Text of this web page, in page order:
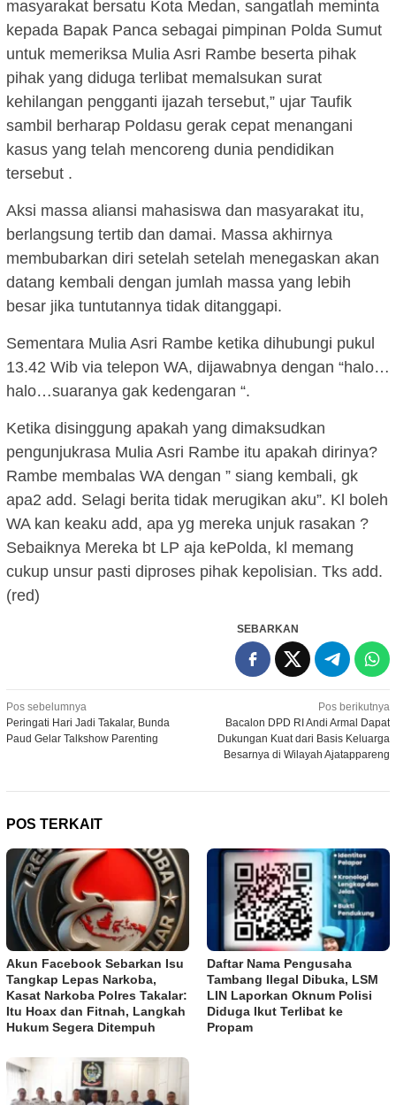
masyarakat bersatu Kota Medan, sangatlah meminta
kepada Bapak Panca sebagai pimpinan Polda Sumut
untuk memeriksa Mulia Asri Rambe beserta pihak
pihak yang diduga terlibat memalsukan surat
kehilangan pengganti ijazah tersebut,” ujar Taufik
sambil berharap Poldasu gerak cepat menangani
kasus yang telah mencoreng dunia pendidikan
tersebut .
Aksi massa aliansi mahasiswa dan masyarakat itu,
berlangsung tertib dan damai. Massa akhirnya
membubarkan diri setelah setelah menegaskan akan
datang kembali dengan jumlah massa yang lebih
besar jika tuntutannya tidak ditanggapi.
Sementara Mulia Asri Rambe ketika dihubungi pukul
13.42 Wib via telepon WA, dijawabnya dengan “halo…
halo…suaranya gak kedengaran “.
Ketika disinggung apakah yang dimaksudkan
pengunjukrasa Mulia Asri Rambe itu apakah dirinya?
Rambe membalas WA dengan ” siang kembali, gk
apa2 add. Selagi berita tidak merugikan aku”. Kl boleh
WA kan keaku add, apa yg mereka unjuk rasakan ?
Sebaiknya Mereka bt LP aja kePolda, kl memang
cukup unsur pasti diproses pihak kepolisian. Tks add.
(red)
SEBARKAN
Navigasi
pos
Pos sebelumnya
Peringati Hari Jadi Takalar, Bunda
Paud Gelar Talkshow Parenting
Pos berikutnya
Bacalon DPD RI Andi Armal Dapat
Dukungan Kuat dari Basis Keluarga
Besarnya di Wilayah Ajatappareng
POS TERKAIT
Akun Facebook Sebarkan Isu
Tangkap Lepas Narkoba,
Kasat Narkoba Polres Takalar:
Itu Hoax dan Fitnah, Langkah
Hukum Segera Ditempuh
Daftar Nama Pengusaha
Tambang Ilegal Dibuka, LSM
LIN Laporkan Oknum Polisi
Diduga Ikut Terlibat ke
Propam